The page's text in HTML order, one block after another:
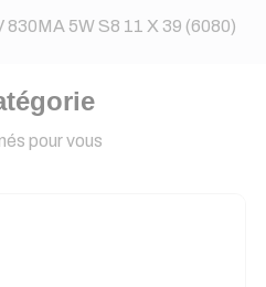
5W S8 11 X 39 (6080)
pour vous